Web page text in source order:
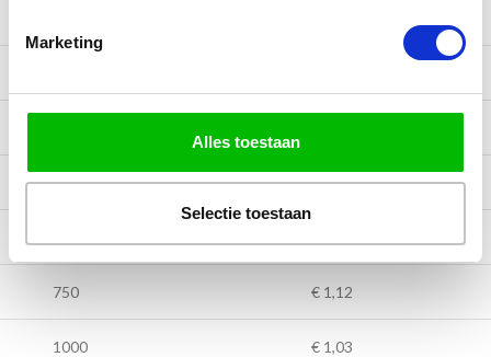
Marketing
Alles toestaan
Selectie toestaan
400 € 1,37
750 € 1,12
1000 € 1,03